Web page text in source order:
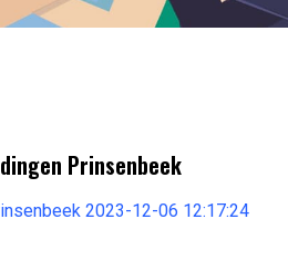
Prinsenbeek
2023-12-06 12:17:24